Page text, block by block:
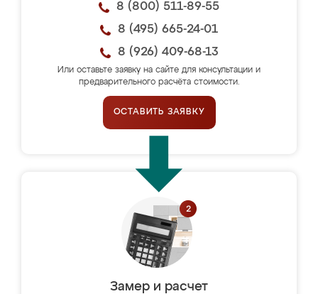
8 (800) 511-89-55
8 (495) 665-24-01
8 (926) 409-68-13
Или оставьте заявку на сайте для консультации и
предварительного расчёта стоимости.
ОСТАВИТЬ ЗАЯВКУ
Замер и расчет